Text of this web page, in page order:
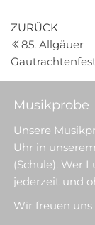
e
i
e
n
(
i
d
i
n
e
u
m
F
e
s
e
n
(
i
d
i
n
u
e
m
F
e
s
Vorheriger
Beitrag
ZURÜCK
85. Allgäuer
Musikprobe
Unsere
Uhr in
(Schule). Wer
jederzeit und
Wir freuen uns